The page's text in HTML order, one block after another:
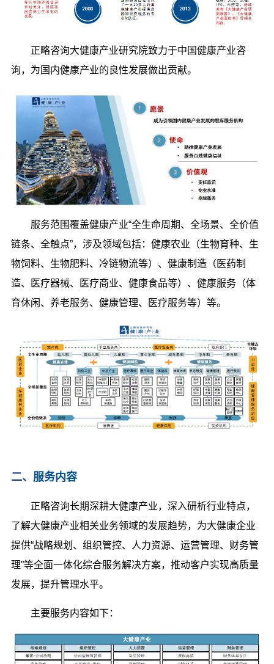
正略咨询大健康产业研究院致力于中国健康产业咨
询，为国内健康产业的良性发展做出贡献。
服务范围覆盖健康产业“全生命周期、全场景、全价值
链条、全触点”，涉及领域包括：健康农业（生物育种、生
物饲料、生物肥料、冷链物流等）、健康制造（医药制
造、医疗器械、医疗商业、健康食品等）、健康服务（体
育休闲、养老服务、健康管理、医疗服务等）等。
二、 服务内容
正略咨询长期深耕大健康产业，深入研析行业特点，
了解大健康产业相关业务领域的发展趋势，为大健康企业
提供“战略规划、组织管控、人力资源、运营管理、财务管
理”等全面一体化综合服务解决方案，推动客户实现高质量
发展，提升管理水平。
主要服务内容如下：